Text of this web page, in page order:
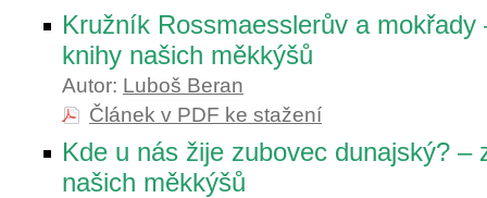
Kružník Rossmaesslerův a mokřady
knihy našich měkkýšů
Autor: Luboš Beran
Článek v PDF ke stažení
Kde u nás žije zubovec dunajský? –
našich měkkýšů